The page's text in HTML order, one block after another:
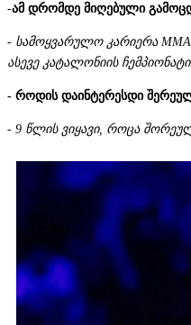
-ამ დრომდე მიღებული
- სამოყვარულო კარიერა MMA-
ასევე კატალონიის
- როდის დაინტერესდი
- 9 წლის ვიყავი, როცა